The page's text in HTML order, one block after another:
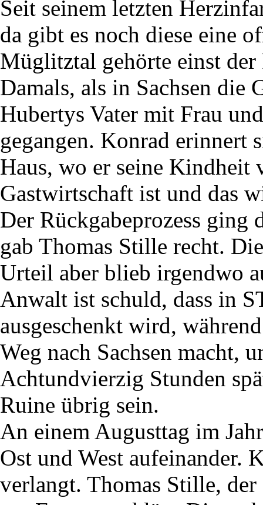
Seit seinem letzten
da gibt es noch diese eine
Müglitztal gehörte einst
Damals, als in Sachsen die
Hubertys Vater mit Frau
gegangen. Konrad erinnert
Haus, wo er seine Kindheit
Gastwirtschaft ist und das
Der Rückgabeprozess ging
gab Thomas Stille recht.
Urteil aber blieb irgendwo
Anwalt ist schuld, dass in
ausgeschenkt wird,
Weg nach Sachsen macht,
Achtundvierzig Stunden
Ruine übrig sein.
An einem Augusttag im
Ost und West aufeinander.
verlangt. Thomas Stille,